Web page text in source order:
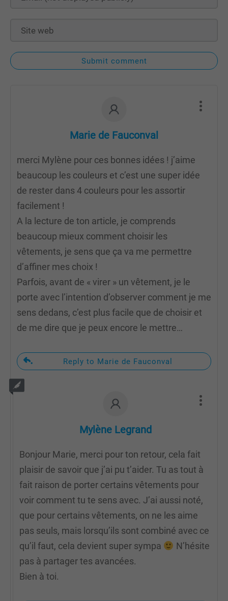
Submit comment
Marie de Fauconval
merci Mylène pour ces bonnes idées ! j’aime
beaucoup les couleurs et c’est une super idée
de rester dans 4 couleurs pour les assortir
facilement !
A la lecture de ton article, je comprends
beaucoup mieux comment choisir les
vêtements, je sens que ça va me permettre
d’affiner mes choix !
Parfois, avant de « virer » un vêtement, je le
porte avec l’intention d’observer comment je me
sens dedans, c’est plus facile que de choisir et
de me dire que je peux encore le mettre…
Reply to Marie de Fauconval
Mylène Legrand
Bonjour Marie, merci pour ton retour, cela fait
plaisir de savoir que j’ai pu t’aider. Tu as tout à
fait raison de porter certains vêtements pour
voir comment tu te sens avec. J’ai aussi noté,
que pour certains vêtements, on ne les aime
pas seuls, mais lorsqu’ils sont combiné avec ce
qu’il faut, cela devient super sympa
N’hésite
pas à partager tes avancées.
Bien à toi.